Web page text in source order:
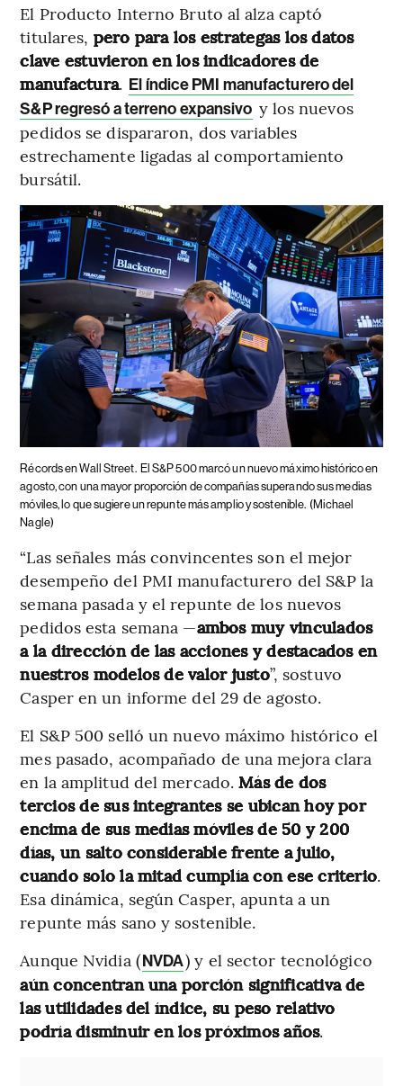
El Producto Interno Bruto al alza captó
titulares, pero para los estrategas los datos
clave estuvieron en los indicadores de
manufactura. El índice PMI manufacturero del
S&P regresó a terreno expansivo y los nuevos
pedidos se dispararon, dos variables
estrechamente ligadas al comportamiento
bursátil.
Récords en Wall Street. El S&P 500 marcó un nuevo máximo histórico en
agosto, con una mayor proporción de compañías superando sus medias
móviles, lo que sugiere un repunte más amplio y sostenible. (Michael
Nagle)
“Las señales más convincentes son el mejor
desempeño del PMI manufacturero del S&P la
semana pasada y el repunte de los nuevos
pedidos esta semana —ambos muy vinculados
a la dirección de las acciones y destacados en
nuestros modelos de valor justo”, sostuvo
Casper en un informe del 29 de agosto.
El S&P 500 selló un nuevo máximo histórico el
mes pasado, acompañado de una mejora clara
en la amplitud del mercado.Más de dos
tercios de sus integrantes se ubican hoy por
encima de sus medias móviles de 50 y 200
días, un salto considerable frente a julio,
cuando solo la mitad cumplía con ese criterio.
Esa dinámica, según Casper, apunta a un
repunte más sano y sostenible.
Aunque Nvidia (NVDA) y el sector tecnológico
aún concentran una porción significativa de
las utilidades del índice, su peso relativo
podría disminuir en los próximos años.